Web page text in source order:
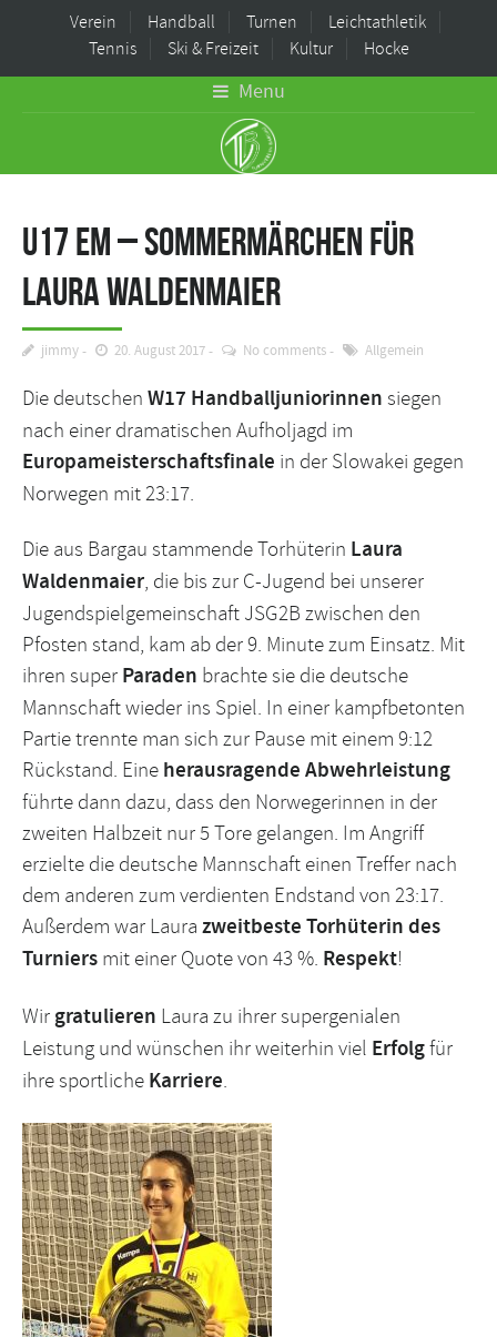
Verein Handball Turnen
Leichtathletik
Tennis
Ski & Freizeit Kultur Hocke
Menu
U17 EM – Sommermärchen für
Laura Waldenmaier
jimmy 20. August 2017 No comments Allgemein
Die deutschen W17 Handballjuniorinnen siegen
nach einer dramatischen Aufholjagd im
Europameisterschaftsfinale in der Slowakei gegen
Norwegen mit 23:17.
Die aus Bargau stammende Torhüterin Laura
Waldenmaier, die bis zur C-Jugend bei unserer
Jugendspielgemeinschaft JSG2B zwischen den
Pfosten stand, kam ab der 9. Minute zum Einsatz. Mit
ihren super Paraden brachte sie die deutsche
Mannschaft wieder ins Spiel. In einer kampfbetonten
Partie trennte man sich zur Pause mit einem 9:12
Rückstand. Eine herausragende Abwehrleistung
führte dann dazu, dass den Norwegerinnen in der
zweiten Halbzeit nur 5 Tore gelangen. Im Angriff
erzielte die deutsche Mannschaft einen Treffer nach
dem anderen zum verdienten Endstand von 23:17.
Außerdem war Laura zweitbeste Torhüterin des
Turniers mit einer Quote von 43 %. Respekt!
Wir gratulieren Laura zu ihrer supergenialen
Leistung und wünschen ihr weiterhin viel Erfolgfür
ihre sportliche Karriere.